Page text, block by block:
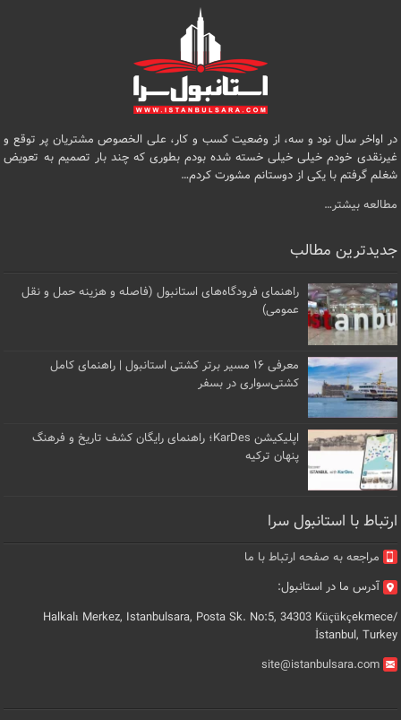
در اواخر سال نود و سه، از وضعیت کسب و کار، علی الخصوص مشتریان پر توقع و
غیرنقدی خودم خیلی خیلی خسته شده بودم بطوری که چند بار تصمیم به تعویض
شغلم گرفتم با یکی از دوستانم مشورت کردم…
مطالعه بیشتر…
جدیدترین مطالب
راهنمای فرودگاه‌های استانبول (فاصله و هزینه حمل و نقل
عمومی)
معرفی ۱۶ مسیر برتر کشتی استانبول | راهنمای کامل
کشتی‌سواری در بسفر
اپلیکیشن KarDes؛ راهنمای رایگان کشف تاریخ و فرهنگ
پنهان ترکیه
ارتباط با استانبول سرا
مراجعه به صفحه ارتباط با ما
آدرس ما در استانبول:
Halkalı Merkez, Istanbulsara, Posta Sk. No:5, 34303 Küçükçekmece/
İstanbul, Turkey
site@istanbulsara.com